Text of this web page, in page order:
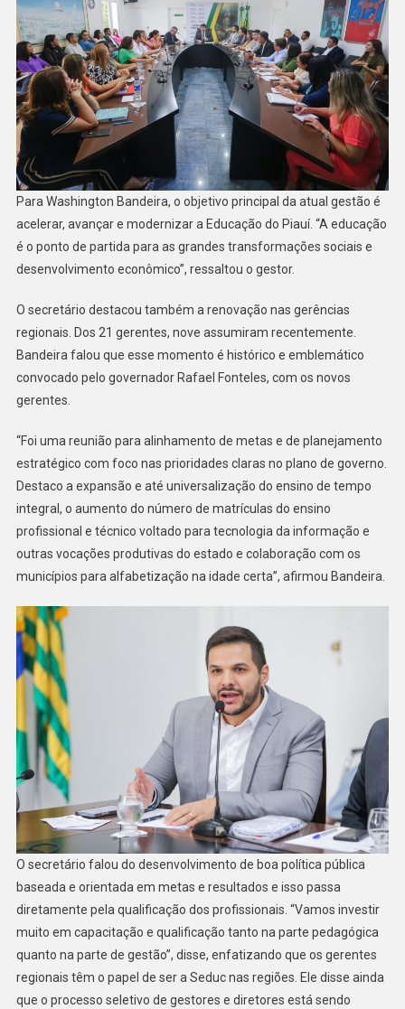
Para Washington Bandeira, o objetivo principal da atual gestão é
acelerar, avançar e modernizar a Educação do Piauí. “A educação
é o ponto de partida para as grandes transformações sociais e
desenvolvimento econômico”, ressaltou o gestor.
O secretário destacou também a renovação nas gerências
regionais. Dos 21 gerentes, nove assumiram recentemente.
Bandeira falou que esse momento é histórico e emblemático
convocado pelo governador Rafael Fonteles, com os novos
gerentes.
“Foi uma reunião para alinhamento de metas e de planejamento
estratégico com foco nas prioridades claras no plano de governo.
Destaco a expansão e até universalização do ensino de tempo
integral, o aumento do número de matrículas do ensino
profissional e técnico voltado para tecnologia da informação e
outras vocações produtivas do estado e colaboração com os
municípios para alfabetização na idade certa”, afirmou Bandeira.
O secretário falou do desenvolvimento de boa política pública
baseada e orientada em metas e resultados e isso passa
diretamente pela qualificação dos profissionais. “Vamos investir
muito em capacitação e qualificação tanto na parte pedagógica
quanto na parte de gestão”, disse, enfatizando que os gerentes
regionais têm o papel de ser a Seduc nas regiões. Ele disse ainda
que o processo seletivo de gestores e diretores está sendo